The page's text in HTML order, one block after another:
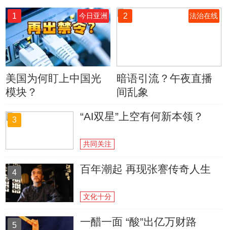
1 今日亚洲
美国为何盯上中国光
模块？
2 法治在线
暗语引流？午夜直播
间乱象
3 “AI双星”上空有何新本领？
共同关注
4 百年潮起 再现张謇传奇人生
文化十分
5 一醋一面 “酸”出亿万财路